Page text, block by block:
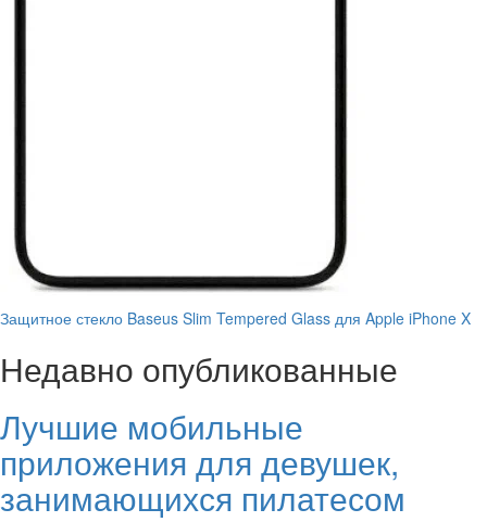
Защитное стекло Baseus Slim Tempered Glass для Apple iPhone X
Недавно опубликованные
Лучшие мобильные
приложения для девушек,
занимающихся пилатесом